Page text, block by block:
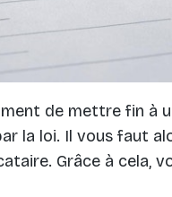
de mettre fin à
la loi. Il vous faut
Grâce à cela,